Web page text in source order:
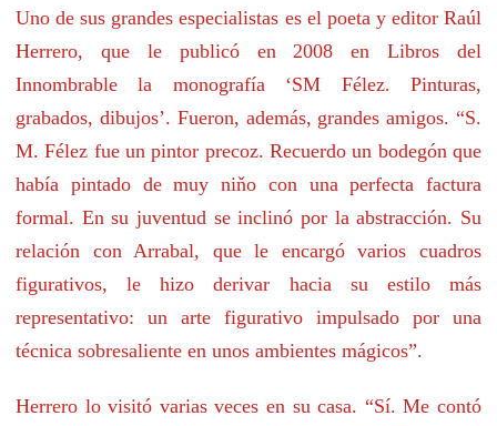
Uno de sus grandes especialistas es el poeta y editor Raúl
Herrero, que le publicó en 2008 en Libros del
Innombrable la monografía ‘SM Félez. Pinturas,
grabados, dibujos’. Fueron, además, grandes amigos. “S.
M. Félez fue un pintor precoz. Recuerdo un bodegón que
había pintado de muy niňo con una perfecta factura
formal. En su juventud se inclinó por la abstracción. Su
relación con Arrabal, que le encargó varios cuadros
figurativos, le hizo derivar hacia su estilo más
representativo: un arte figurativo impulsado por una
técnica sobresaliente en unos ambientes mágicos”.
Herrero lo visitó varias veces en su casa. “Sí. Me contó